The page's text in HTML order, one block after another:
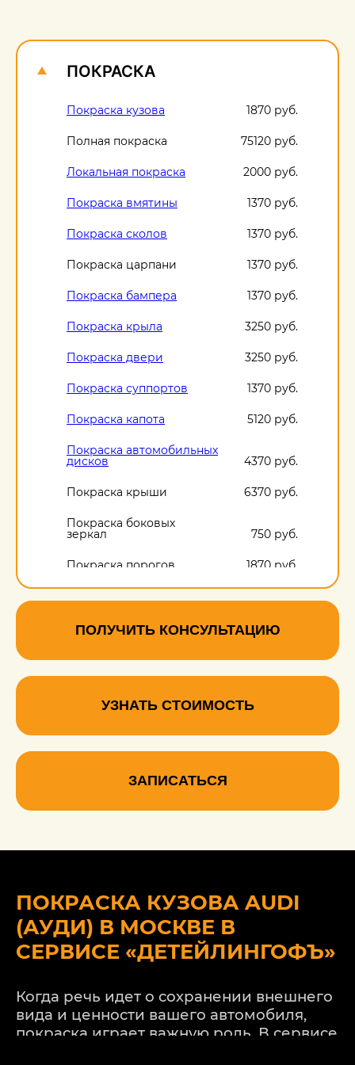
ПОКРАСКА
Покраска кузова 1870 руб.
Полная покраска 75120 руб.
Локальная покраска 2000 руб.
Покраска вмятины 1370 руб.
Покраска сколов 1370 руб.
Покраска царпани 1370 руб.
Покраска бампера 1370 руб.
Покраска крыла 3250 руб.
Покраска двери 3250 руб.
Покраска суппортов 1370 руб.
Покраска капота 5120 руб.
Покраска автомобильных
дисков 4370 руб.
Покраска крыши 6370 руб.
Покраска боковых
зеркал 750 руб.
Покраска порогов 1870 руб.
ПОЛУЧИТЬ КОНСУЛЬТАЦИЮ
УЗНАТЬ СТОИМОСТЬ
ЗАПИСАТЬСЯ
ПОКРАСКА КУЗОВА AUDI
(АУДИ) В МОСКВЕ В
СЕРВИСЕ «ДЕТЕЙЛИНГОФЪ»
Когда речь идет о сохранении внешнего
вида и ценности вашего автомобиля,
покраска играет важную роль. В сервисе